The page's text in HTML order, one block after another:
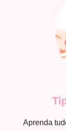
Aprenda